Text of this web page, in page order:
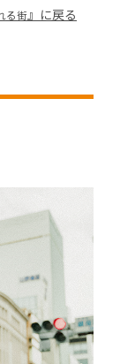
る街 』に戻る